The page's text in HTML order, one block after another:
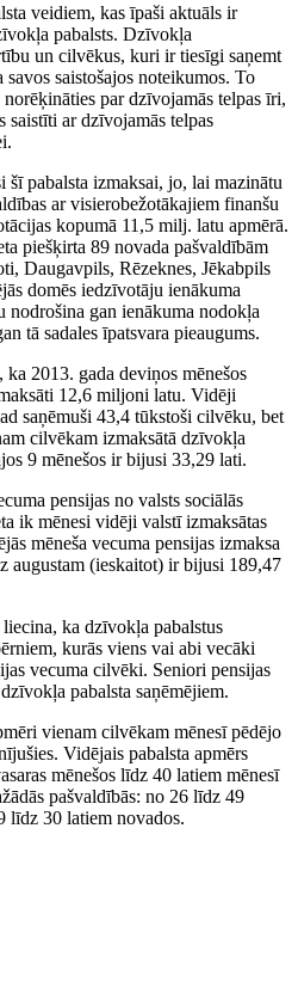
veidiem, kas īpaši aktuāls ir
pabalsts. Dzīvokļa
un cilvēkus, kuri ir tiesīgi saņemt
saistošajos noteikumos. To
par dzīvojamās telpas īri,
saistīti ar dzīvojamās telpas
šī pabalsta izmaksai, jo, lai mazinātu
ar visierobežotākajiem finanšu
kopumā 11,5 milj. latu apmērā.
piešķirta 89 novada pašvaldībām
Daugavpils, Rēzeknes, Jēkabpils
domēs iedzīvotāju ienākuma
nodrošina gan ienākuma nodokļa
tā sadales īpatsvara pieaugums.
2013. gada deviņos mēnešos
12,6 miljoni latu. Vidēji
saņēmuši 43,4 tūkstoši cilvēku, bet
cilvēkam izmaksātā dzīvokļa
9 mēnešos ir bijusi 33,29 lati.
pensijas no valsts sociālās
ik mēnesi vidēji valstī izmaksātas
mēneša vecuma pensijas izmaksa
augustam (ieskaitot) ir bijusi 189,47
ka dzīvokļa pabalstus
kurās viens vai abi vecāki
vecuma cilvēki. Seniori pensijas
pabalsta saņēmējiem.
vienam cilvēkam mēnesī pēdējo
Vidējais pabalsta apmērs
mēnešos līdz 40 latiem mēnesī
pašvaldībās: no 26 līdz 49
līdz 30 latiem novados.